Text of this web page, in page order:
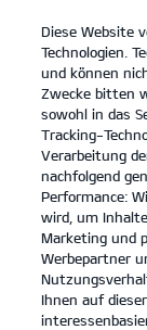
open
menu
Bitte wähle das
deine
Diese Website
Technologien.
und können
Zwecke bitten
sowohl in das
Tracking-
Verarbeitung
nachfolgend
Performance:
wird, um
Marketing und
Werbepartner
Ihnen auf